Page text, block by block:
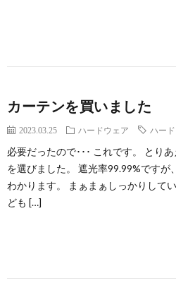
カーテンを買いました
2023.03.25 ハードウェア ハー
必要だったので･･･ これです。 とり
を選びました。 遮光率99.99%ですが
わかります。 まぁまぁしっかりして
ども […]